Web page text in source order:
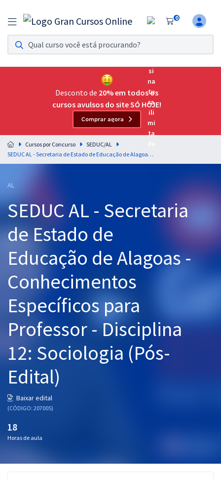
0
Assinatura Ilimitada 11
Acesso a todos os cursos. Teste grátis por 7 dias!
Assinatura OAB Até Passar
Acesso ilimitado a toda preparação para o Exame da
Residências Multiprofissionais
Preparação completa e intensiva para as principais
residências em saúde do Brasil
Cursos 20% OFF
Pós
Graduação
OAB
Questões grátis
Aprovados
Atendimento
Desconto de 20% em todos os
cursos avulsos do site SÓ HOJE!
Comprar agora
Cursos por Concurso
SEDUC/AL
SEDUC AL - Secretaria de Estado de Educação de Alagoas - Conhecimentos Específicos para Professor - Disciplina 12: Sociologia (Pós-Edital)
AL
SEDUC AL - Secretaria
de Estado de
Educação de Alagoas -
Conhecimentos
Específicos para
Professor - Disciplina
12: Sociologia (Pós-
Edital)
Baixar edital
(CÓDIGO: 207005)
18
Horas de aula